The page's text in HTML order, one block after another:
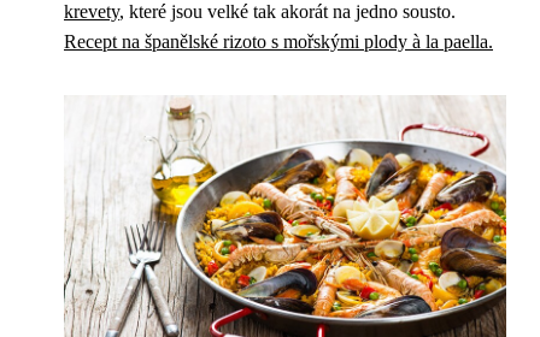
krevety, které jsou velké tak akorát na jedno sousto.
Recept na španělské rizoto s mořskými plody à la paella.